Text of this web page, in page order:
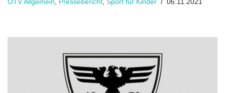
OTV Allgemein, Pressebericht, Sport für Kinder 06.11.2021